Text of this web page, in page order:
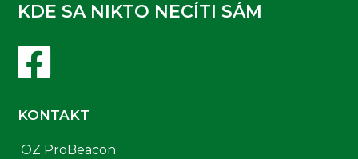
KDE SA NIKTO NECÍTI SÁM

KONTAKT
OZ ProBeacon